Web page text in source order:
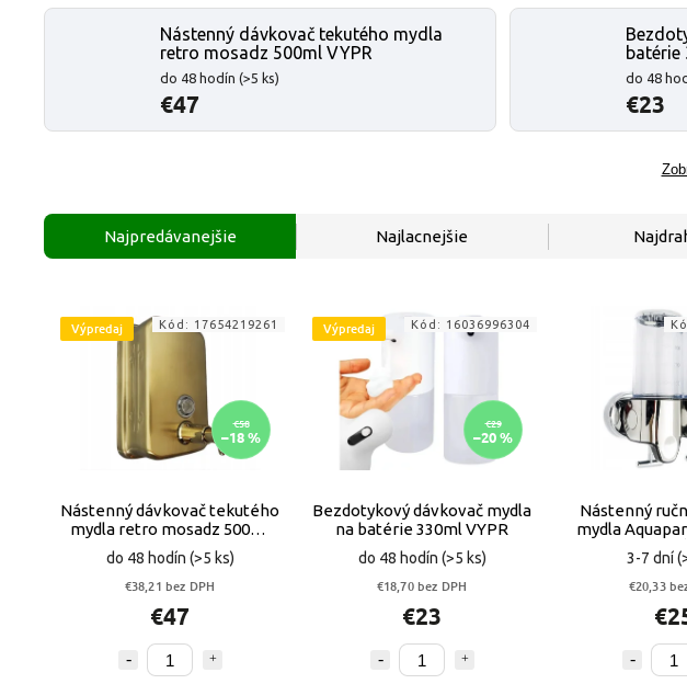
Nástenný dávkovač tekutého mydla
retro mosadz 500ml VYPR
do 48 hodín (>5 ks)
€47
batérie
do 48
€23
Najpredávanejšie Najlacnejšie
Výpredaj
€58
–18 %
Nástenný dávkovač tekutého
mydla retro mosadz 500ml
VYPR
do 48 hodín (>5 ks)
€38,21 bez DPH
€47
Kód: 17654219261 Výpredaj
€29
–20 %
Bezdotykový dávkovač mydla
na batérie 330ml VYPR
do 48 hodín (>5 ks)
€18,70 bez DPH
€23
Kód: 16036996304
Nástenný
mydla
3-7 dní
€20,33